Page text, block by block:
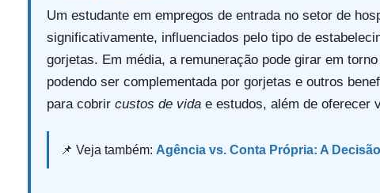
Um estudante em empregos de entrada no setor de
significativamente, influenciados pelo tipo de
gorjetas. Em média, a remuneração pode girar em
podendo ser complementada por gorjetas e outros
para cobrir custos de vida e estudos, além de oferecer
📌 Veja também: Agência vs. Conta Própria: A